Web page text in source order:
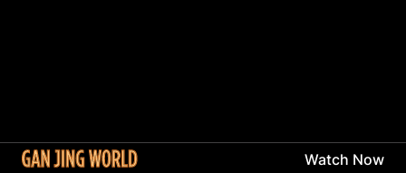
Watch Now